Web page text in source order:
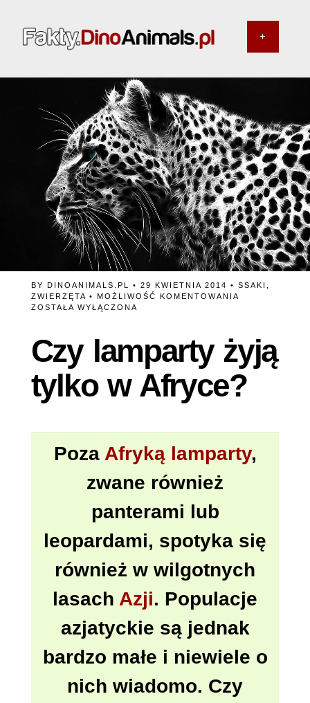
BY DINOANIMALS.PL • 29 KWIETNIA 2014 • SSAKI
ZWIERZĘTA • MOŻLIWOŚĆ KOMENTOWANIACZY
AFRYCE?
ZOSTAŁA WYŁĄCZONA
Czy lamparty żyją
tylko w Afryce?
Poza Afryką lamparty,
zwane również
panterami lub
leopardami, spotyka się
również w wilgotnych
lasach Azji. Populacje
azjatyckie są jednak
bardzo małe i niewiele o
nich wiadomo. Czy